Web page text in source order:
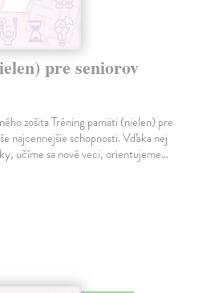
pre seniorov
zošita Tréning pamäti (nielen) pre
najcennejšie schopnosti. Vďaka nej
učíme sa nové veci, orientujeme…